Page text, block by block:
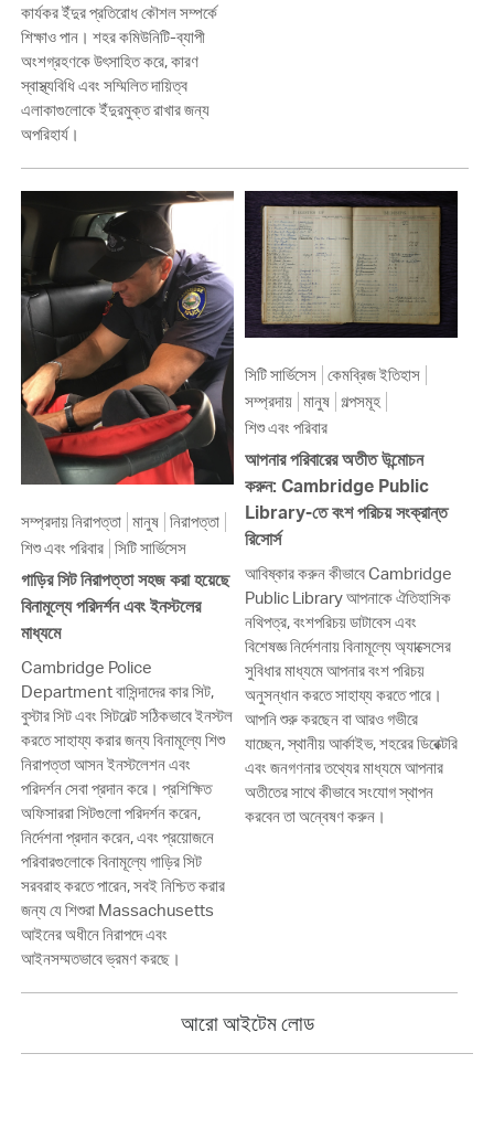
কার্যকর ইঁদুর প্রতিরোধ কৌশল সম্পর্কে
শিক্ষাও পান। শহর কমিউনিটি-ব্যাপী
অংশগ্রহণকে উৎসাহিত করে, কারণ
স্বাস্থ্যবিধি এবং সম্মিলিত দায়িত্ব
এলাকাগুলোকে ইঁদুরমুক্ত রাখার জন্য
অপরিহার্য।
সম্প্রদায় নিরাপত্তা মানুষ নিরাপত্তা
শিশু এবং পরিবার সিটি সার্ভিসেস
গাড়ির সিট নিরাপত্তা সহজ করা হয়েছে
বিনামূল্যে পরিদর্শন এবং ইনস্টলের
মাধ্যমে
Cambridge Police
Department বাসিন্দাদের কার সিট,
বুস্টার সিট এবং সিটবেল্ট সঠিকভাবে ইনস্টল
করতে সাহায্য করার জন্য বিনামূল্যে শিশু
নিরাপত্তা আসন ইনস্টলেশন এবং
পরিদর্শন সেবা প্রদান করে। প্রশিক্ষিত
অফিসাররা সিটগুলো পরিদর্শন করেন,
নির্দেশনা প্রদান করেন, এবং প্রয়োজনে
পরিবারগুলোকে বিনামূল্যে গাড়ির সিট
সরবরাহ করতে পারেন, সবই নিশ্চিত করার
জন্য যে শিশুরা Massachusetts
আইনের অধীনে নিরাপদে এবং
আইনসম্মতভাবে ভ্রমণ করছে।
সিটি সার্ভিসেস কেমব্রিজ ইতিহাস
সম্প্রদায় মানুষ গল্পসমূহ
শিশু এবং পরিবার
আপনার পরিবারের অতীত উন্মোচন
করুন: Cambridge Public
Library-তে বংশ পরিচয় সংক্রান্ত
রিসোর্স
আবিষ্কার করুন কীভাবে Cambridge
Public Library আপনাকে ঐতিহাসিক
নথিপত্র, বংশপরিচয় ডাটাবেস এবং
বিশেষজ্ঞ নির্দেশনায় বিনামূল্যে অ্যাক্সেসের
সুবিধার মাধ্যমে আপনার বংশ পরিচয়
অনুসন্ধান করতে সাহায্য করতে পারে।
আপনি শুরু করছেন বা আরও গভীরে
যাচ্ছেন, স্থানীয় আর্কাইভ, শহরের ডিরেক্টরি
এবং জনগণনার তথ্যের মাধ্যমে আপনার
অতীতের সাথে কীভাবে সংযোগ স্থাপন
করবেন তা অন্বেষণ করুন।
আরো আইটেম লোড